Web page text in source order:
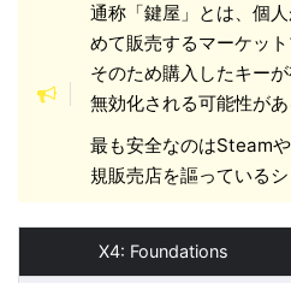
通称「鍵屋」とは、個
めて販売するマーケット
そのため購入したキー
無効化される可能性があ
最も安全なのはSteam
規販売店を謳っているシ
X4: Foundations